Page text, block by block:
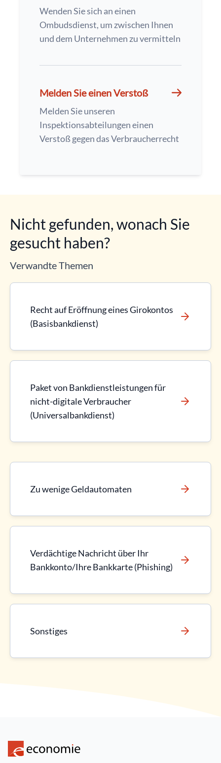
Wenden Sie sich an einen
Ombudsdienst, um zwischen Ihnen
und dem Unternehmen zu vermitteln
Melden Sie einen Verstoß
Melden Sie unseren
Inspektionsabteilungen einen
Verstoß gegen das Verbraucherrecht
Nicht gefunden, wonach Sie
gesucht haben?
Verwandte Themen
Recht auf Eröffnung eines Girokontos
(Basisbankdienst)
Paket von Bankdienstleistungen für
nicht-digitale Verbraucher
(Universalbankdienst)
Zu wenige Geldautomaten
Verdächtige Nachricht über Ihr
Bankkonto/Ihre Bankkarte (Phishing)
Sonstiges